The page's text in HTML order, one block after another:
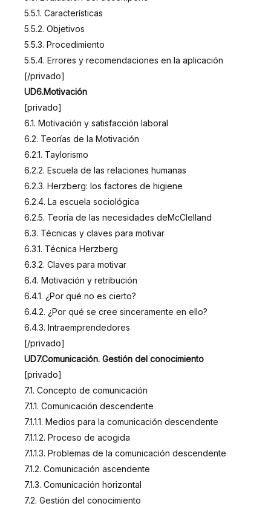
5.5.1. Características
5.5.2. Objetivos
5.5.3. Procedimiento
5.5.4. Errores y recomendaciones en la aplicación
[/privado]
UD6.Motivación
[privado]
6.1. Motivación y satisfacción laboral
6.2. Teorías de la Motivación
6.2.1. Taylorismo
6.2.2. Escuela de las relaciones humanas
6.2.3. Herzberg: los factores de higiene
6.2.4. La escuela sociológica
6.2.5. Teoría de las necesidades deMcClelland
6.3. Técnicas y claves para motivar
6.3.1. Técnica Herzberg
6.3.2. Claves para motivar
6.4. Motivación y retribución
6.4.1. ¿Por qué no es cierto?
6.4.2. ¿Por qué se cree sinceramente en ello?
6.4.3. Intraemprendedores
[/privado]
UD7.Comunicación. Gestión del conocimiento
[privado]
7.1. Concepto de comunicación
7.1.1. Comunicación descendente
7.1.1.1. Medios para la comunicación descendente
7.1.1.2. Proceso de acogida
7.1.1.3. Problemas de la comunicación descendente
7.1.2. Comunicación ascendente
7.1.3. Comunicación horizontal
7.2. Gestión del conocimiento